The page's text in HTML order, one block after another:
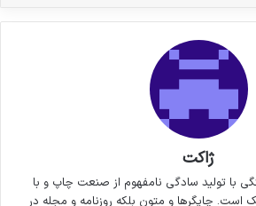
ژاکت
با تولید سادگی نامفهوم از صنعت چاپ و با
است. چاپگرها و متون بلکه روزنامه و مجله در